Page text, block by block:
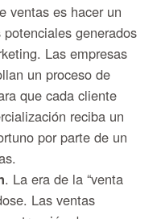
ventas es hacer un
generados
Las empresas
un proceso de
que cada cliente
reciba un
por parte de un
. La era de la “venta
Las ventas